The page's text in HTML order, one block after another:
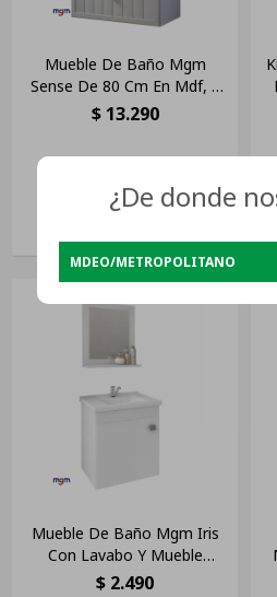
Mueble De Baño Mgm
Sense De 80 Cm En Mdf, 1
Gv, 1 Unidad Color
$ 13.290
$ 11.290
Mueble De Baño Mgm Iris
Con Lavabo Y Mueble
Blanco Con Orificio Para
$ 2.490
¿De donde
MDEO/METROPOLITANO